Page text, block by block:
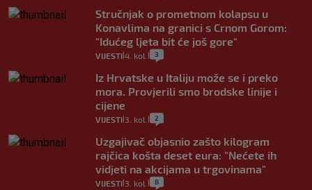
Stručnjak o prometnom kolapsu u
Konavlima na granici s Crnom Gorom:
"Idućeg ljeta bit će još gore"
VIJESTI 4. kol. 3
Iz Hrvatske u Italiju može se i preko
mora. Provjerili smo brodske linije i
cijene
VIJESTI 3. kol. 2
Uzgajivač objasnio zašto kilogram
rajčica košta deset eura: "Nećete ih
vidjeti na akcijama u trgovinama"
VIJESTI 3. kol. 8